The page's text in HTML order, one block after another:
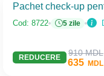
Pachet check-up
Cod: 8722 5 zile
REDUCERE 910 MDL
635 MDL